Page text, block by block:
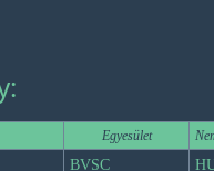
Egyesület
BVSC